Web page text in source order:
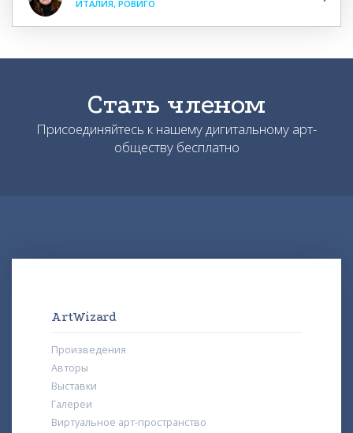
ИТАЛИЯ, РОВИГО
Стать членом
Присоединяйтесь к нашему дигитальному арт-
обществу бесплатно
ArtWizard
Произведения
Авторы
Выставки
Галереи
Виртуальное арт-пространство